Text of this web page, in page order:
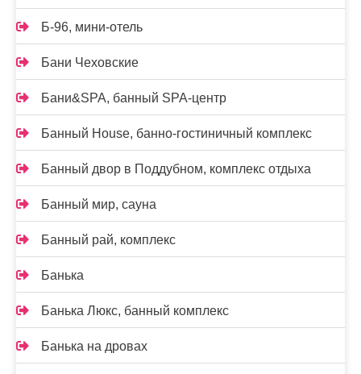
Б-96, мини-отель
Бани Чеховские
Бани&SPA, банный SPA-центр
Банный House, банно-гостиничный комплекс
Банный двор в Поддубном, комплекс отдыха
Банный мир, сауна
Банный рай, комплекс
Банька
Банька Люкс, банный комплекс
Банька на дровах